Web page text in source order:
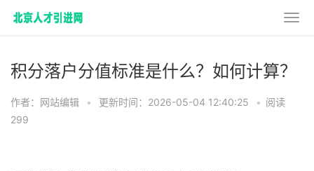
积分落户分值标准是什么？如何计算？
作者：网站编辑 • 更新时间：2026-05-04 12:40:25 • 阅读
299